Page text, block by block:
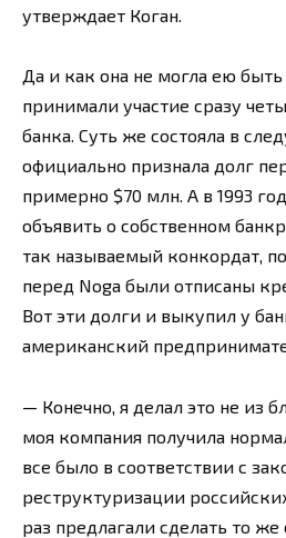
утверждает Коган.
Да и как она не могла ею
принимали участие сразу
банка. Суть же состояла в
официально признала долг
примерно $70 млн. А в 1993
объявить о собственном
так называемый конкордат,
перед Noga были отписаны
Вот эти долги и выкупил у
американский
— Конечно, я делал это не из
моя компания получила
все было в соответствии с
реструктуризации
раз предлагали сделать то